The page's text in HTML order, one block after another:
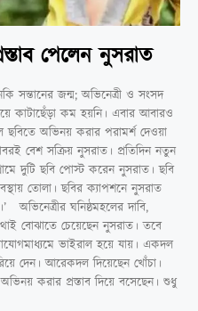
পেলেন নুসরাত
সন্তানের জন্ম; অভিনেত্রী ও সংসদ
কাটাছেঁড়া কম হয়নি। এবার আবারও
ছবিতে অভিনয় করার পরামর্শ দেওয়া
বেশ সক্রিয় নুসরাত। প্রতিদিন নতুন
দুটি ছবি পোস্ট করেন নুসরাত। ছবি
তোলা। ছবির ক্যাপশনে নুসরাত
অভিনেত্রীর ঘনিষ্ঠমহলের দাবি,
বোঝাতে চেয়েছেন নুসরাত। তবে
ভাইরাল হয়ে যায়। একদল
দেন। আরেকদল দিয়েছেন খোঁচা।
করার প্রস্তাব দিয়ে বসেছেন। শুধু